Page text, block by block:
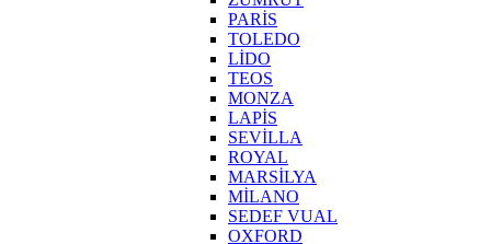
PARİS
TOLEDO
LİDO
TEOS
MONZA
LAPİS
SEVİLLA
ROYAL
MARSİLYA
MİLANO
SEDEF VUAL
OXFORD